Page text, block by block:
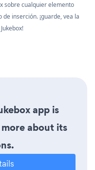
sobre cualquier elemento
inserción. ¡guarde, vea la
app is
about its